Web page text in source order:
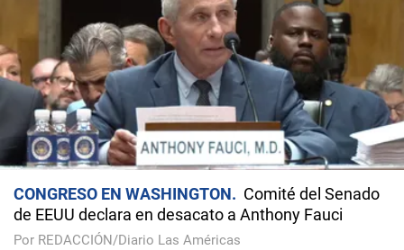
CONGRESO EN WASHINGTON
Comité del Senado
de EEUU declara en desacato a Anthony Fauci
Por REDACCIÓN/Diario Las Américas